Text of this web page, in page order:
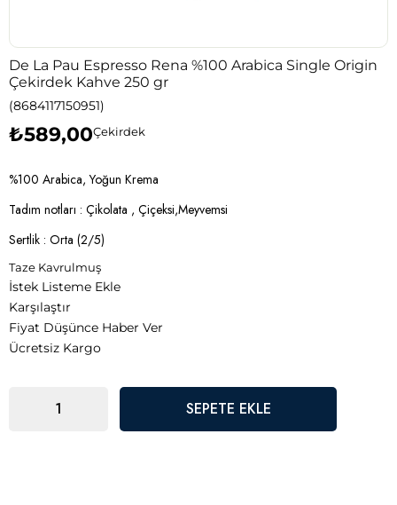
De La Pau Espresso Rena %100 Arabica Single Origin
Çekirdek Kahve 250 gr
(8684117150951)
₺589,00
%100 Arabica, Yoğun Krema
Tadım notları : Çikolata , Çiçeksi,Meyvemsi
Sertlik : Orta (2/5)
Çekirdek
Taze Kavrulmuş
İstek Listeme Ekle
Karşılaştır
Fiyat Düşünce Haber Ver
Ücretsiz Kargo